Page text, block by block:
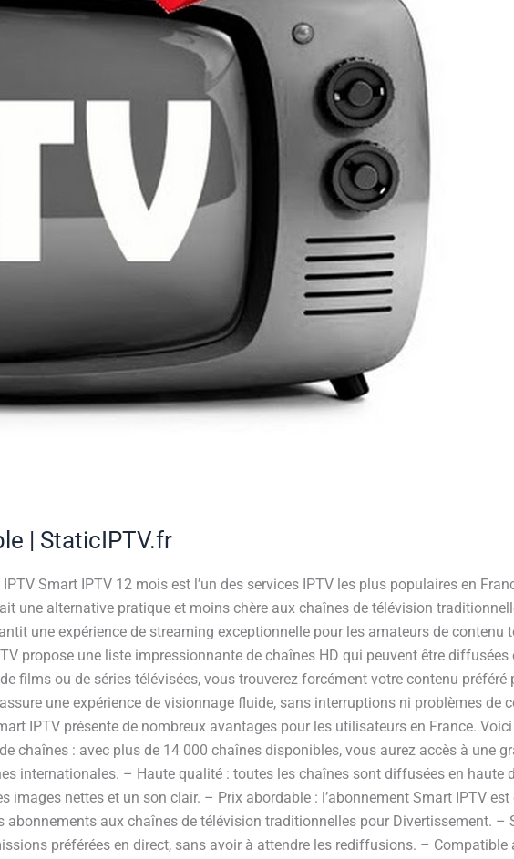
| StaticIPTV.fr
Smart IPTV 12 mois est l’un des services IPTV les plus populaires en
une alternative pratique et moins chère aux chaînes de télévision
une expérience de streaming exceptionnelle pour les amateurs de contenu
propose une liste impressionnante de chaînes HD qui peuvent être diffusées
films ou de séries télévisées, vous trouverez forcément votre contenu préféré
une expérience de visionnage fluide, sans interruptions ni problèmes de
IPTV présente de nombreux avantages pour les utilisateurs en France.
chaînes : avec plus de 14 000 chaînes disponibles, vous aurez accès à une
internationales. – Haute qualité : toutes les chaînes sont diffusées en haute
images nettes et un son clair. – Prix abordable : l’abonnement Smart IPTV
abonnements aux chaînes de télévision traditionnelles pour Divertissement. –
préférées en direct, sans avoir à attendre les rediffusions. – Compatible